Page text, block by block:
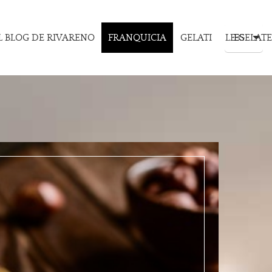
ES
IT
BLOG DE RIVARENO FRANQUICIA GELATI LE